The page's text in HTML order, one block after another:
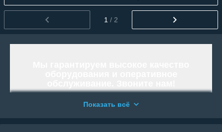
1 / 2
по всей территории Республики
Показать всё